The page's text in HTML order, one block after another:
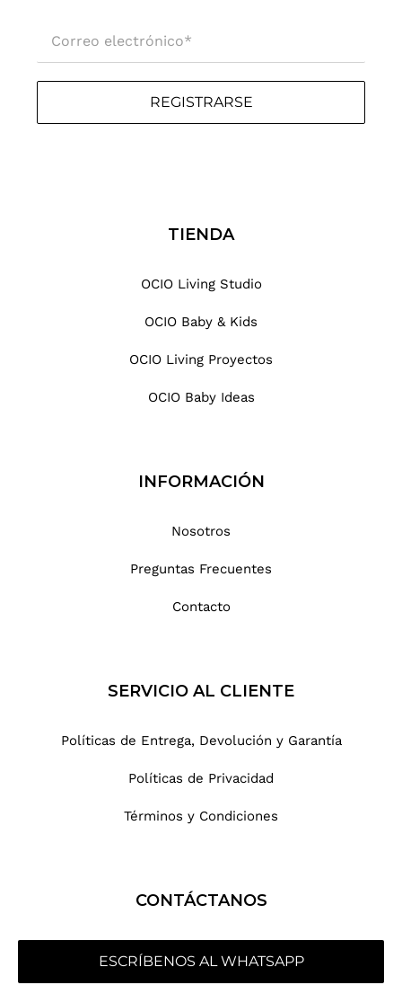
REGISTRARSE
TIENDA
OCIO Living Studio
OCIO Baby & Kids
OCIO Living Proyectos
OCIO Baby Ideas
INFORMACIÓN
Nosotros
Preguntas Frecuentes
Contacto
SERVICIO AL CLIENTE
Políticas de Entrega, Devolución y Garantía
Políticas de Privacidad
Términos y Condiciones
CONTÁCTANOS
ESCRÍBENOS AL WHATSAPP